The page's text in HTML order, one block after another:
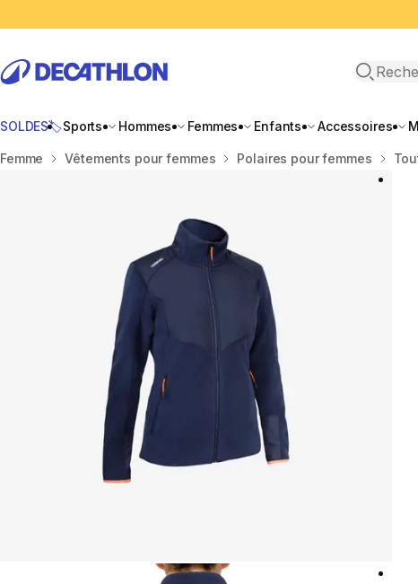
SOLDES🏷️Sports Hommes Femmes Enfants Accessoires
Accueil
Femme Vêtements pour femmes Polaires pour femmes